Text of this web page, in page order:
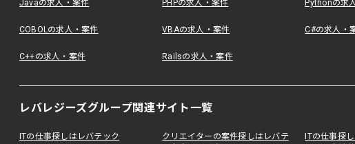
Javaの求人・案件 PHPの求人・案件 Pythonの求
COBOLの求人・案件 VBAの求人・案件 C#の求人・
C++の求人・案件 Railsの求人・案件
レバレジーズグループ関連サイト一覧
ITの仕事探しはレバテック
クリエイターの案件探しはレバテ
ITの仕事探